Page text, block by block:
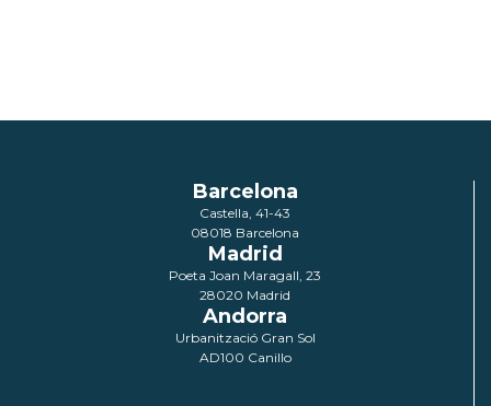
Barcelona
Castella, 41-43
08018 Barcelona
Madrid
Poeta Joan Maragall, 23
28020 Madrid
Andorra
Urbanització Gran Sol
AD100 Canillo